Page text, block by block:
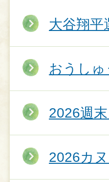
大谷翔平
おうし
2026週
2026カ